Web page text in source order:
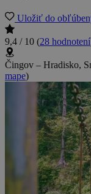
Uložiť do
9,4 / 10 (28 hodnotení
Čingov – Hradisko,
mape)